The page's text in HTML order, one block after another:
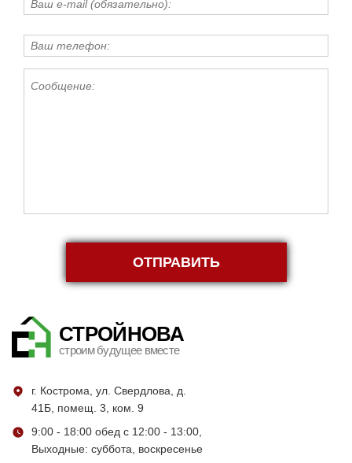
ОТПРАВИТЬ
СТРОЙНОВА
строим будущее вместе
г. Кострома, ул. Свердлова, д.
41Б, помещ. 3, ком. 9
9:00 - 18:00 обед с 12:00 - 13:00,
Выходные: суббота, воскресенье